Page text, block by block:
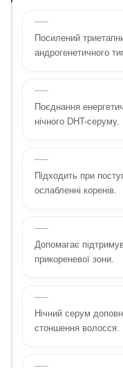
Посилений
андрогенетичного
Поєднання
нічного DHT-серуму.
Підходить при
ослабленні коренів.
Допомагає
прикореневої зони.
Нічний серум
стоншення волосся.